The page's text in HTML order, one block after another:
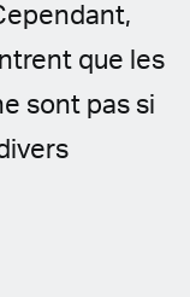
que les
sont pas si